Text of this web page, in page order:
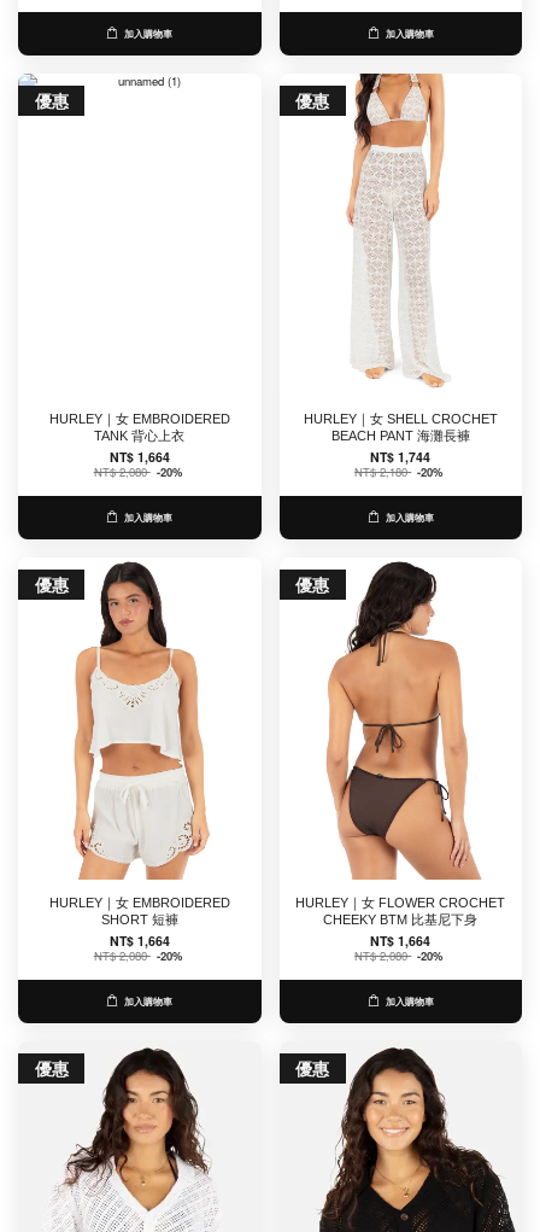
加入購物車 加入購物車
優惠
HURLEY｜女 EMBROIDERED
TANK 背心上衣
NT$ 1,664
NT$ 2,080 -20%
加入購物車
優惠
HURLEY｜女 SHELL CROCHET
BEACH PANT 海灘長褲
NT$ 1,744
NT$ 2,180 -20%
加入購物車
優惠
HURLEY｜女 EMBROIDERED
SHORT 短褲
NT$ 1,664
NT$ 2,080 -20%
加入購物車
優惠
HURLEY｜女 FLOWER CROCHET
CHEEKY BTM 比基尼下身
NT$ 1,664
NT$ 2,080 -20%
加入購物車
優惠 優惠